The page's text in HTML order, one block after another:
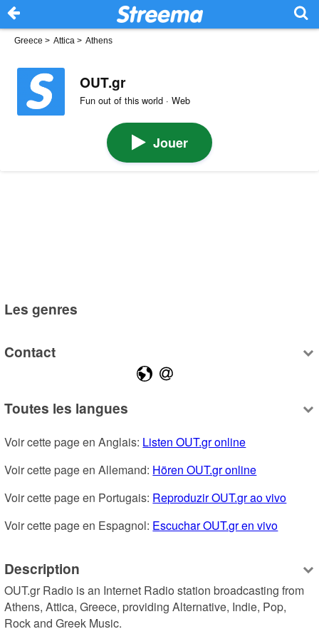
Greece > Attica > Athens
OUT.gr
Fun out of this world · Web
Jouer
Les genres
Contact
Toutes les langues
Voir cette page en Anglais: Listen OUT.gr online
Voir cette page en Allemand: Hören OUT.gr online
Voir cette page en Portugais: Reproduzir OUT.gr ao vivo
Voir cette page en Espagnol: Escuchar OUT.gr en vivo
Description
OUT.gr Radio is an Internet Radio station broadcasting from
Athens, Attica, Greece, providing Alternative, Indie, Pop,
Rock and Greek Music.